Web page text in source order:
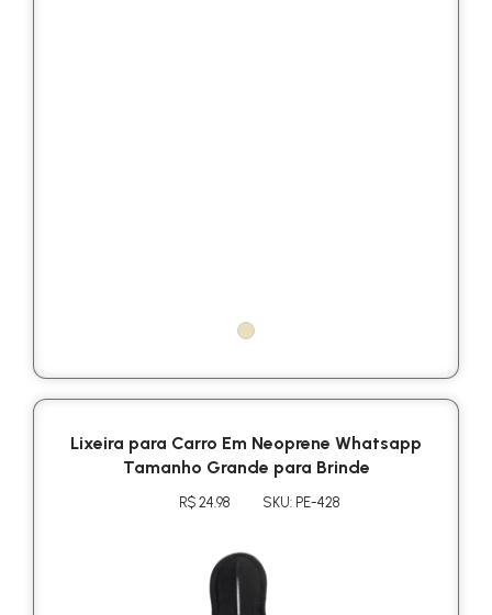
Lixeira para Carro Em Neoprene Whatsapp
Tamanho Grande para Brinde
R$ 24.98 SKU: PE-428